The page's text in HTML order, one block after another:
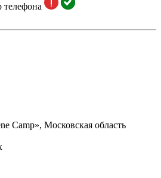
телефона
Camp», Московская область